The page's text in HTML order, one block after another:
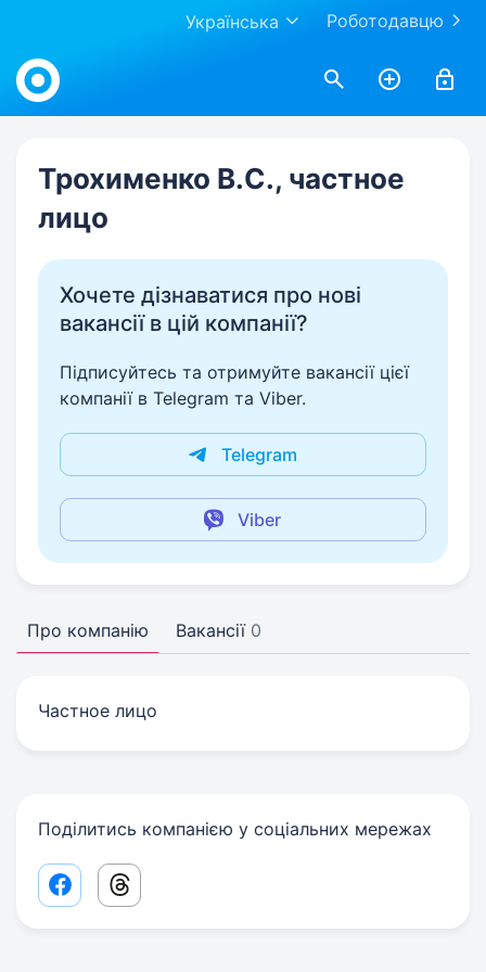
Роботодавцю
Українська
Work.ua
Трохименко В.С., частное
лицо
Хочете дізнаватися про нові
вакансії в цій компанії?
Підписуйтесь та отримуйте вакансії цієї
компанії в Telegram та Viber.
Telegram
Viber
Про компанію Вакансії 0
Частное лицо
Поділитись компанією у соціальних мережах
Facebook share link
Threads share link